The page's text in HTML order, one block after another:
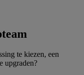
te kiezen, een
upgraden?